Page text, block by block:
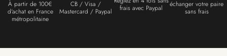
À partir de 100€
d'achat en France
métropolitaine
CB / Visa /
Mastercard / Paypal
frais avec Paypal
échanger votre paire
sans frais